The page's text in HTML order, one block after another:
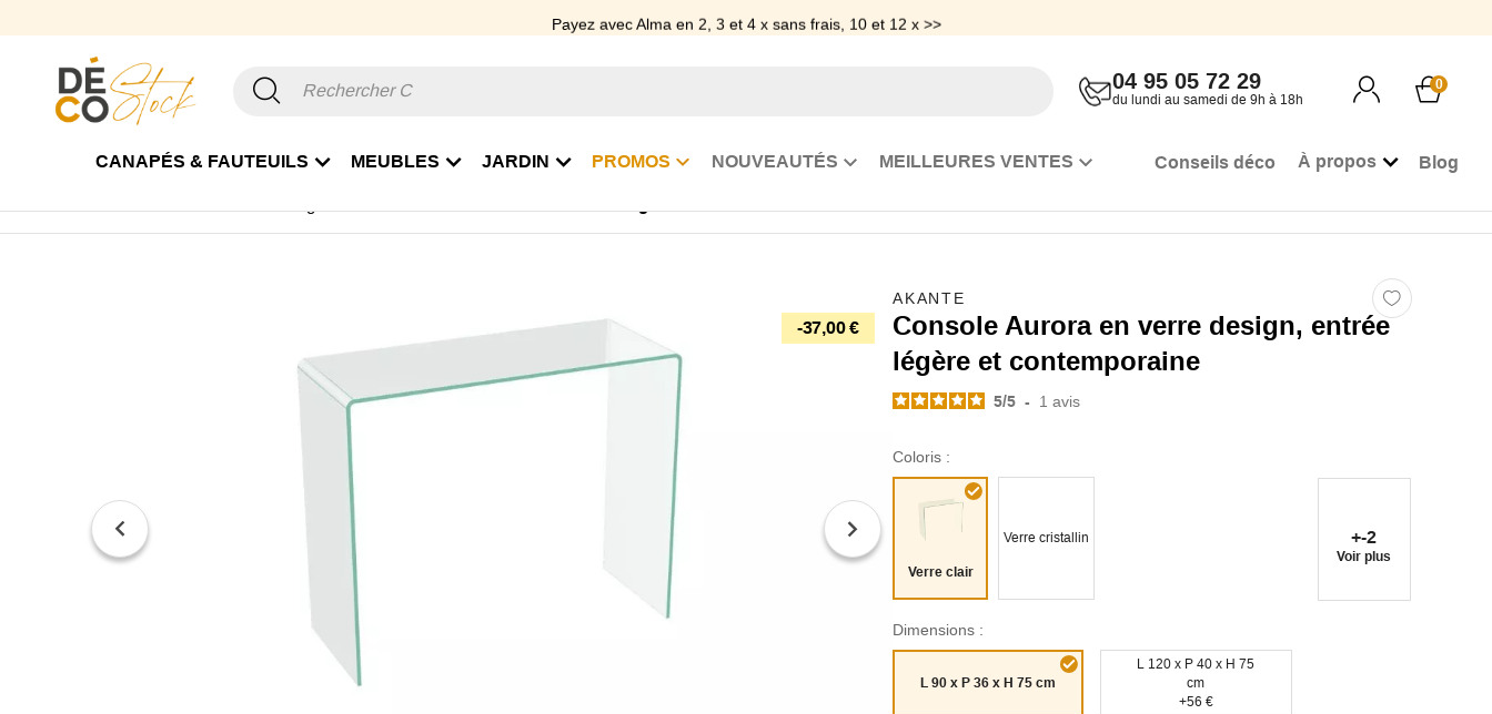
CANAPÉS & FAUTEUILS MEUBLES JARDIN PROMOS NOUVEAUTÉS MEILLEURES VENTES Conseils déco À propos Blog
04 95 05 72 29
du lundi au samedi de 9h à 18h
0
-37,00 €
AKANTE
Console Aurora en verre design, entrée
légère et contemporaine
5/5 - 1 avis
Coloris :
Verre clair
Verre cristallin +-2
Voir plus
Dimensions :
L 90 x P 36 x H 75 cm
L 120 x P 40 x H 75
cm
+56 €